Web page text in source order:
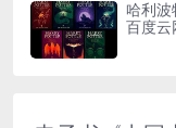
哈利波
百度云